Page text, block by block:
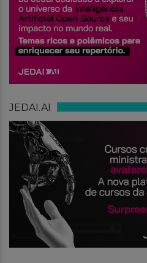
JEDAI.AI